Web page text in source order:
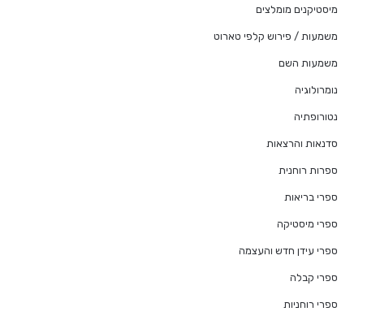
מיסטיקנים מומלצים
משמעות / פירוש קלפי טארוט
משמעות השם
נומרולוגיה
נטורופתיה
סדנאות והרצאות
ספרות רוחנית
ספרי בריאות
ספרי מיסטיקה
ספרי עידן חדש והעצמה
ספרי קבלה
ספרי רוחניות